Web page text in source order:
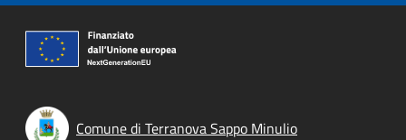
Comune di Terranova Sappo Minulio